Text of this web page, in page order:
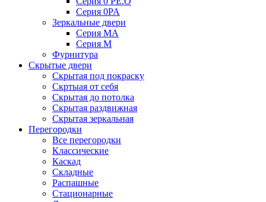
Серия 0PA
Зеркальные двери
Серия MA
Серия M
Фурнитура
Скрытые двери
Скрытая под покраску
Скртыая от себя
Скрытая до потолка
Скрытая раздвижная
Скрытая зеркальная
Перегородки
Все перегородки
Классические
Каскад
Складные
Распашные
Стационарные